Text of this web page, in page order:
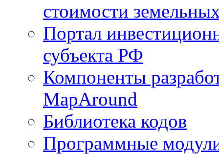
стоимости
Портал
субъекта РФ
Компоненты
MapAround
Библиотека кодов
Программные